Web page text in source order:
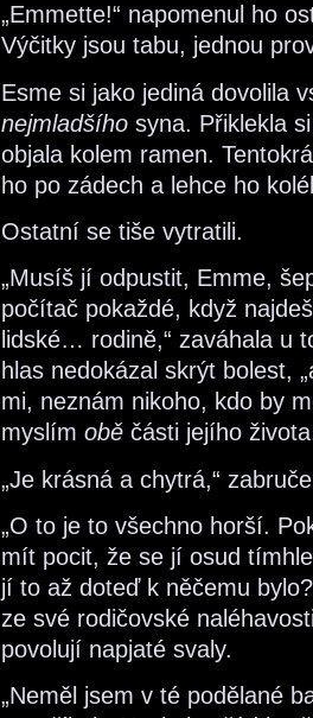
„Emmette!“ napomenul ho
Výčitky jsou tabu, jednou
Esme si jako jediná dovolila
nejmladšího syna. Přiklekla
objala kolem ramen.
ho po zádech a lehce ho
Ostatní se tiše vytratili.
„Musíš jí odpustit, Emme,
počítač pokaždé, když
lidské… rodině,“ zaváhala u
hlas nedokázal skrýt bolest,
mi, neznám nikoho, kdo by
myslím obě části jejího
„Je krásná a chytrá,“
„O to je to všechno horší.
mít pocit, že se jí osud
jí to až doteď k něčemu
ze své rodičovské
povolují napjaté svaly.
„Neměl jsem v té podělané